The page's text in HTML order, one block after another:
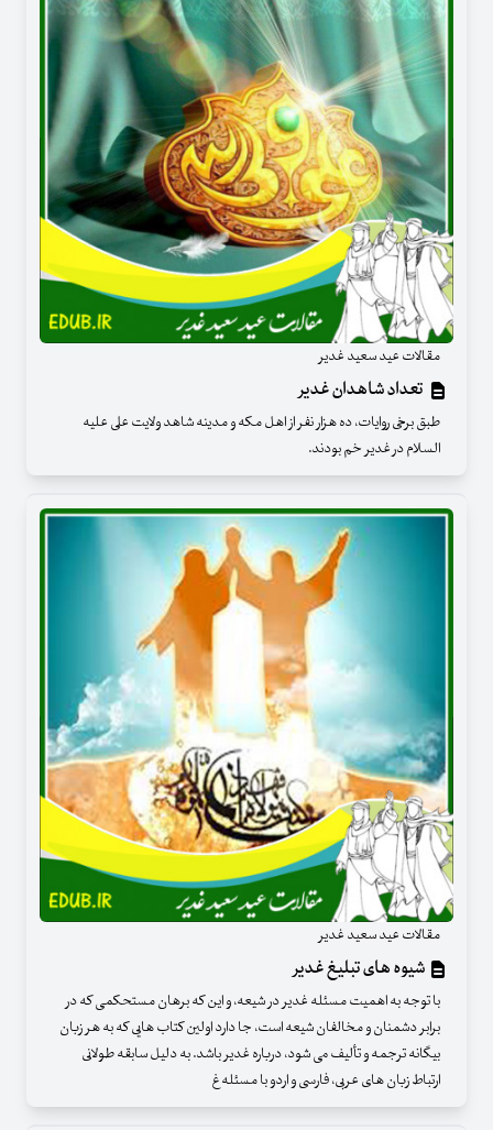
مقالات عید سعید غدیر
تعداد شاهدان غدیر
طبق برخی روایات، ده هزار نفر از اهل مکه و مدینه شاهد ولایت علی علیه
السلام در غدیر خم بودند.
مقالات عید سعید غدیر
شیوه های تبلیغ غدیر
با توجه به اهمیت مسئله غدیر در شیعه، و این که برهان مستحکمی که در
برابر دشمنان و مخالفان شیعه است، جا دارد اولین کتاب هایی که به هر زبان
بیگانه ترجمه و تألیف می شود، درباره غدیر باشد. به دلیل سابقه طولانی
ارتباط زبان های عربی، فارسی و اردو با مسئله غ